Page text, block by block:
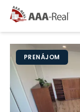
PRENÁJOM